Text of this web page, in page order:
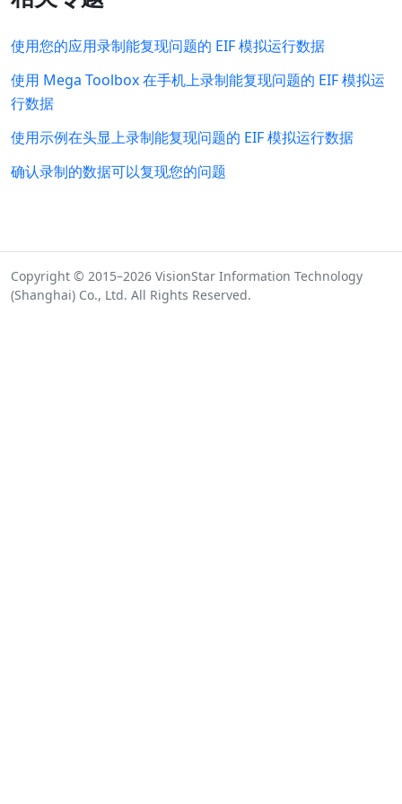
使用您的应用录制能复现问题的 EIF 模拟运行数据
使用 Mega Toolbox 在手机上录制能复现问题的 EIF 模拟运
行数据
使用示例在头显上录制能复现问题的 EIF 模拟运行数据
确认录制的数据可以复现您的问题
Copyright © 2015–2026 VisionStar Information Technology
(Shanghai) Co., Ltd. All Rights Reserved.